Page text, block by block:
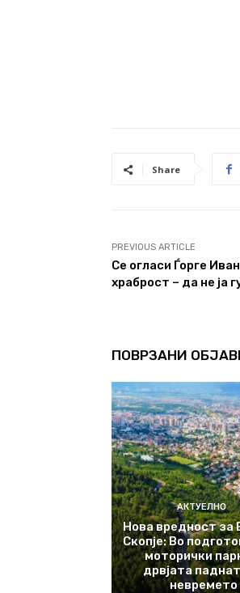
Share
PREVIOUS ARTICLE
Се огласи Ѓорге
храброст – да не ја
ПОВРЗАНИ
АКТУЕЛНО
Нова вредност за
Скопје: Во
моторички
дрвјата
невремето